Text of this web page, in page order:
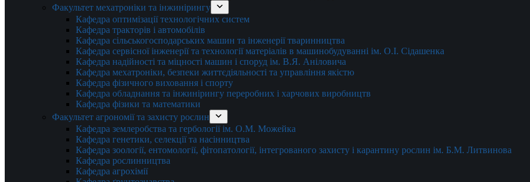
Факультет мехатроніки та інжинірингу
Кафедра оптимізації технологічних систем
Кафедра тракторів і автомобілів
Кафедра сільськогосподарських машин та інженерії тваринництва
Кафедра cервісної інженерії та технології матеріалів в машинобудуванні ім. О.І. Сідашенка
Кафедра надійності та міцності машин і споруд ім. В.Я. Аніловича
Кафедра мехатроніки, безпеки життєдіяльності та управління якістю
Кафедра фізичного виховання і спорту
Кафедра обладнання та інжинірингу переробних і харчових виробництв
Кафедра фізики та математики
Факультет агрономії та захисту рослин
Кафедра землеробства та гербології ім. О.М. Можейка
Кафедра генетики, селекції та насінництва
Кафедра зоології, ентомології, фітопатології, інтегрованого захисту і карантину рослин ім. Б.М. Литвинова
Кафедра рослинництва
Кафедра агрохімії